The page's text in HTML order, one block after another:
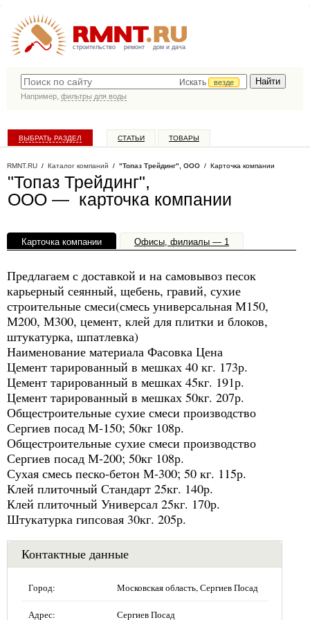
строительство ремонт дом и дача
Искать
везде
Например, фильтры для воды
ВЫБРАТЬ РАЗДЕЛ СТАТЬИ ТОВАРЫ
RMNT.RU / Каталог компаний / "Топаз Трейдинг", ООО / Карточка компании
"Топаз Трейдинг",
ООО — карточка компании
Карточка компании Офисы, филиалы — 1
Предлагаем с доставкой и на самовывоз песок
карьерный сеянный, щебень, гравий, сухие
строительные смеси(смесь универсальная М150,
М200, М300, цемент, клей для плитки и блоков,
штукатурка, шпатлевка)
Наименование материала Фасовка Цена
Цемент тарированный в мешках 40 кг. 173р.
Цемент тарированный в мешках 45кг. 191р.
Цемент тарированный в мешках 50кг. 207р.
Общестроительные сухие смеси производство
Сергиев посад М-150; 50кг 108р.
Общестроительные сухие смеси производство
Сергиев посад М-200; 50кг 108р.
Сухая смесь песко-бетон М-300; 50 кг. 115р.
Клей плиточный Стандарт 25кг. 140р.
Клей плиточный Универсал 25кг. 170р.
Штукатурка гипсовая 30кг. 205р.
Контактные данные
Город: Московская область, Сергиев Посад
Адрес: Сергиев Посад